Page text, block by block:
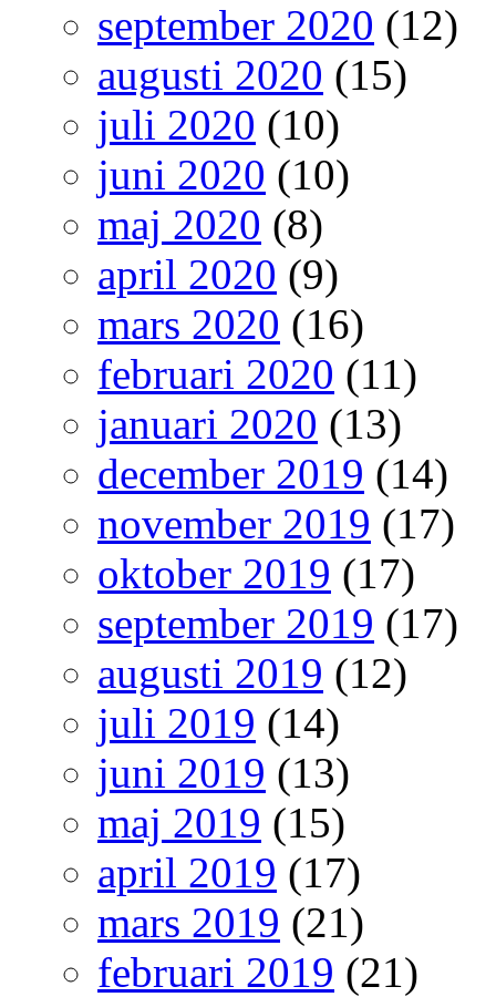
september 2020 (12)
augusti 2020 (15)
juli 2020 (10)
juni 2020 (10)
maj 2020 (8)
april 2020 (9)
mars 2020 (16)
februari 2020 (11)
januari 2020 (13)
december 2019 (14)
november 2019 (17)
oktober 2019 (17)
september 2019 (17)
augusti 2019 (12)
juli 2019 (14)
juni 2019 (13)
maj 2019 (15)
april 2019 (17)
mars 2019 (21)
februari 2019 (21)